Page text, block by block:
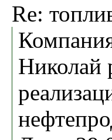
Re:
Николай